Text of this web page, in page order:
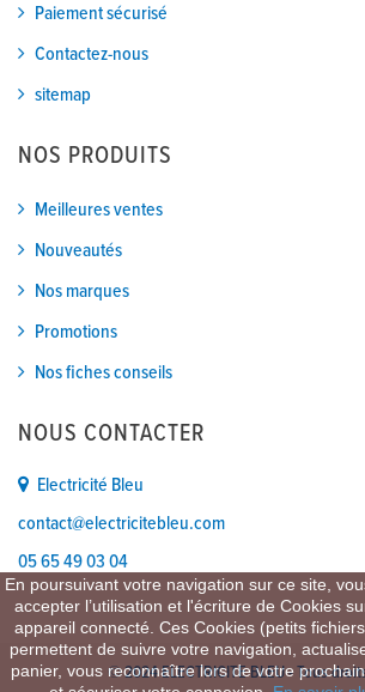
Paiement sécurisé
Contactez-nous
sitemap
NOS PRODUITS
Meilleures ventes
Nouveautés
Nos marques
Promotions
Nos fiches conseils
NOUS CONTACTER
Electricité Bleu
contact@electricitebleu.com
05 65 49 03 04
En poursuivant votre navigation sur ce site,
accepter l’utilisation et l'écriture de Cookies
appareil connecté. Ces Cookies (petits
permettent de suivre votre navigation,
panier, vous reconnaître lors de votre
© 2024 ELECTRICITE BLEU - Tous